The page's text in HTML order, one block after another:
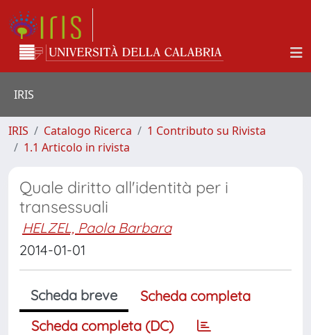
IRIS
IRIS Catalogo Ricerca
1 Contributo su Rivista
1.1 Articolo in rivista
Quale diritto all'identità per i
transessuali
HELZEL, Paola Barbara
2014-01-01
Scheda breve
Scheda completa
Scheda completa (DC)